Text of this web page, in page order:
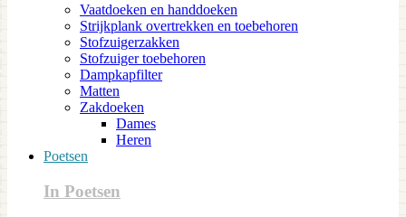
Vaatdoeken en handdoeken
Strijkplank overtrekken en toebehoren
Stofzuigerzakken
Stofzuiger toebehoren
Dampkapfilter
Matten
Zakdoeken
Dames
Heren
Poetsen
In Poetsen